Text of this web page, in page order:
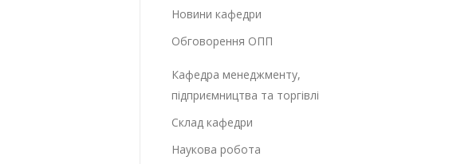
Новини кафедри
Обговорення ОПП
Кафедра менеджменту,
підприємництва та торгівлі
Склад кафедри
Наукова робота